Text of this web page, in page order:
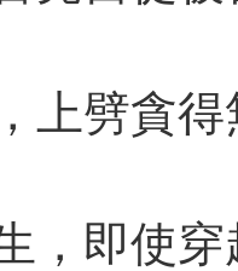
上劈貪
，即使